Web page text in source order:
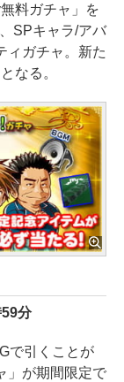
料ガチャ」を
SPキャラ/アバ
ィガチャ。新た
なる。
分
で引くことが
」が期間限定で